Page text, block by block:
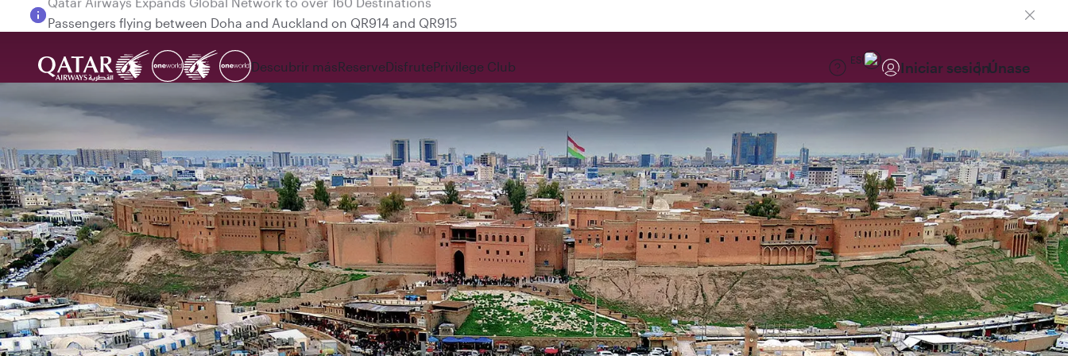
Passengers flying between Doha and Auckland on QR914 and QR915
Descubrir másReserveDisfrutePrivilege Club ES Iniciar sesiónÚnase